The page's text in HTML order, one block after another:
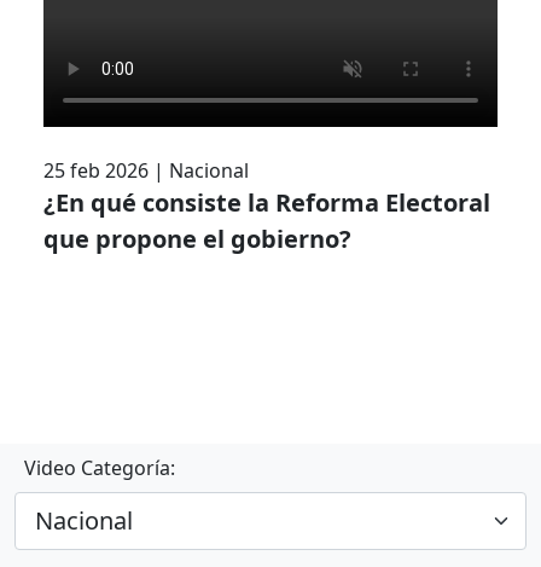
25 feb 2026 | Nacional
¿En qué consiste la Reforma Electoral
que propone el gobierno?
Video Categoría: